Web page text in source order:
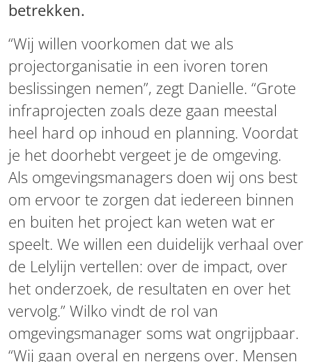
betrekken.
“Wij willen voorkomen dat we als
projectorganisatie in een ivoren toren
beslissingen nemen”, zegt Danielle. “Grote
infraprojecten zoals deze gaan meestal
heel hard op inhoud en planning. Voordat
je het doorhebt vergeet je de omgeving.
Als omgevingsmanagers doen wij ons best
om ervoor te zorgen dat iedereen binnen
en buiten het project kan weten wat er
speelt. We willen een duidelijk verhaal over
de Lelylijn vertellen: over de impact, over
het onderzoek, de resultaten en over het
vervolg.” Wilko vindt de rol van
omgevingsmanager soms wat ongrijpbaar.
“Wij gaan overal en nergens over. Mensen